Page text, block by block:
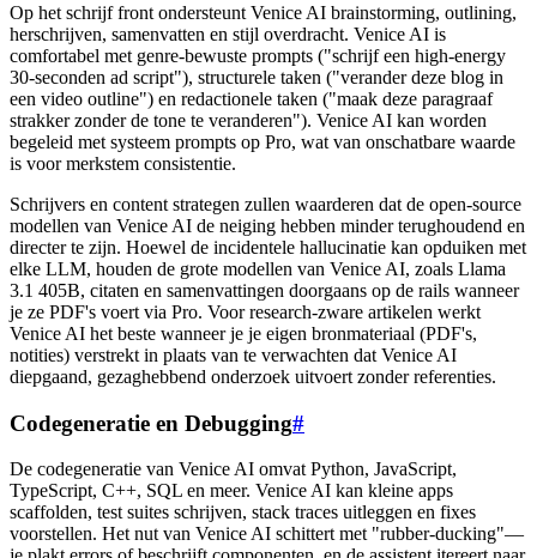
Op het schrijf front ondersteunt Venice AI brainstorming, outlining,
herschrijven, samenvatten en stijl overdracht. Venice AI is
comfortabel met genre-bewuste prompts ("schrijf een high-energy
30-seconden ad script"), structurele taken ("verander deze blog in
een video outline") en redactionele taken ("maak deze paragraaf
strakker zonder de tone te veranderen"). Venice AI kan worden
begeleid met systeem prompts op Pro, wat van onschatbare waarde
is voor merkstem consistentie.
Schrijvers en content strategen zullen waarderen dat de open-source
modellen van Venice AI de neiging hebben minder terughoudend en
directer te zijn. Hoewel de incidentele hallucinatie kan opduiken met
elke LLM, houden de grote modellen van Venice AI, zoals Llama
3.1 405B, citaten en samenvattingen doorgaans op de rails wanneer
je ze PDF's voert via Pro. Voor research-zware artikelen werkt
Venice AI het beste wanneer je je eigen bronmateriaal (PDF's,
notities) verstrekt in plaats van te verwachten dat Venice AI
diepgaand, gezaghebbend onderzoek uitvoert zonder referenties.
Codegeneratie en Debugging#
De codegeneratie van Venice AI omvat Python, JavaScript,
TypeScript, C++, SQL en meer. Venice AI kan kleine apps
scaffolden, test suites schrijven, stack traces uitleggen en fixes
voorstellen. Het nut van Venice AI schittert met "rubber-ducking"—